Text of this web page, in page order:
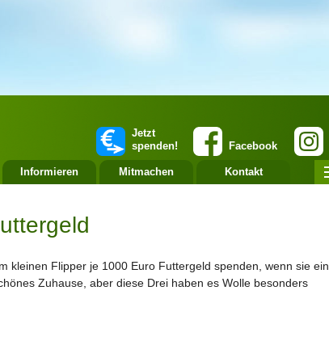
Facebook
Jetzt
spenden!
Informieren Mitmachen Kontakt
kleinen Flipper je 1000 Euro Futtergeld spenden, wenn sie ein
Zuhause, aber diese Drei haben es Wolle besonders